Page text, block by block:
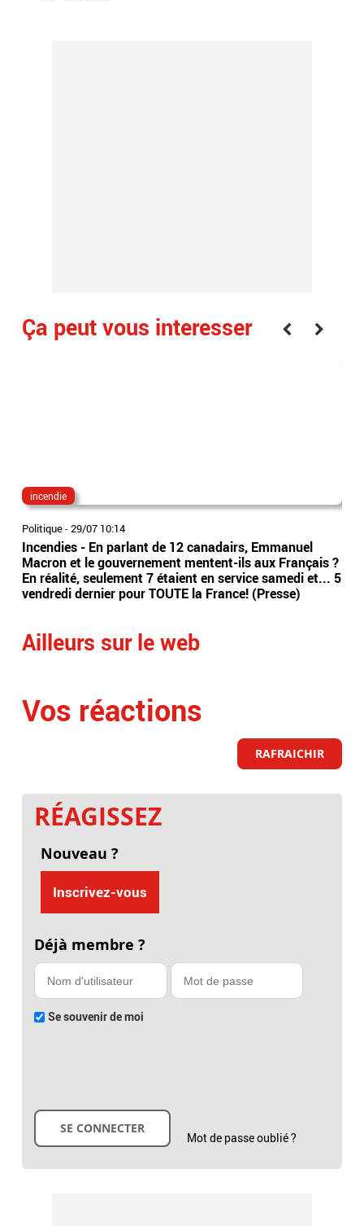
Ça peut vous interesser
incendie
Politique-29/07 10:14
Incendies - En parlant de 12 canadairs, Emmanuel
Macron et le gouvernement mentent-ils aux Français ?
En réalité, seulement 7 étaient en service samedi et... 5
vendredi dernier pour TOUTE la France! (Presse)
Ailleurs sur le web
Vos réactions
RAFRAICHIR
RÉAGISSEZ
Nouveau ?
Inscrivez-vous
Déjà membre ?
Se souvenir de moi
Mot de passe oublié ?